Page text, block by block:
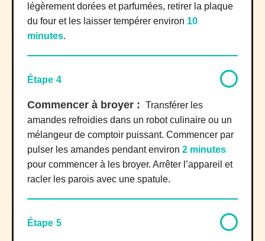
légèrement dorées et parfumées, retirer la plaque
du four et les laisser tempérer environ 10
minutes.
Étape 4
Commencer à broyer : Transférer les
amandes refroidies dans un robot culinaire ou un
mélangeur de comptoir puissant. Commencer par
pulser les amandes pendant environ 2 minutes
pour commencer à les broyer. Arrêter l’appareil et
racler les parois avec une spatule.
Étape 5